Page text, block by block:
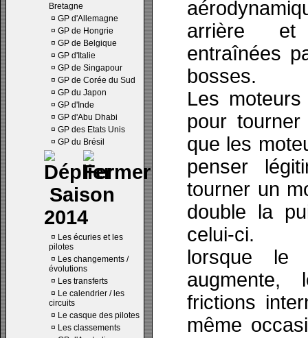
Bretagne
¤ GP d'Allemagne
¤ GP de Hongrie
¤ GP de Belgique
¤ GP d'Italie
¤ GP de Singapour
¤ GP de Corée du Sud
¤ GP du Japon
¤ GP d'Inde
¤ GP d'Abu Dhabi
¤ GP des Etats Unis
¤ GP du Brésil
Saison
2014
¤ Les écuries et les
pilotes
¤ Les changements /
évolutions
¤ Les transferts
¤ Le calendrier / les
circuits
¤ Le casque des pilotes
¤ Les classements
arrière et
entraînées
bosses.
Les
pour
que les
penser
tourner un
double la
celui-ci.
lorsque le
augmente,
frictions
même